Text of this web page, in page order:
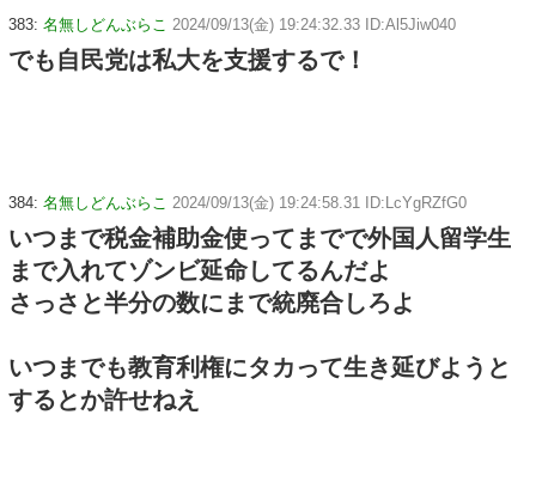
383: 名無しどんぶらこ 2024/09/13(金) 19:24:32.33 ID:Al5Jiw040
でも自民党は私大を支援するで！
384: 名無しどんぶらこ 2024/09/13(金) 19:24:58.31 ID:LcYgRZfG0
いつまで税金補助金使ってまでで外国人留学生
まで入れてゾンビ延命してるんだよ
さっさと半分の数にまで統廃合しろよ
いつまでも教育利権にタカって生き延びようと
するとか許せねえ